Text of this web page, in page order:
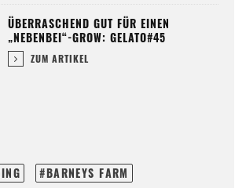
ÜBERRASCHEND GUT FÜR EINEN
„NEBENBEI“-GROW: GELATO#45
ZUM ARTIKEL
BARNEYS FARM